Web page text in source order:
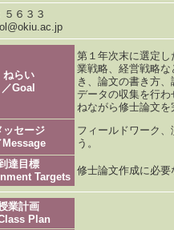
５６３３
ねらい
／Goal
第１年次末に選定
業戦略、経営戦略
き、論文の書き方
データの収集を行
ねながら修士論文を
ッセージ
Message
フィールドワーク
う。
達目標
Targets
修士論文作成に必要
業計画
Plan